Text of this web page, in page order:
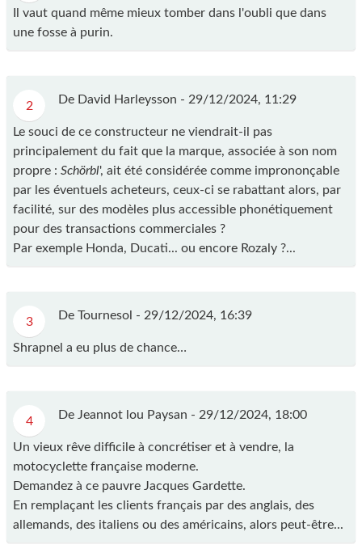
Il vaut quand même mieux tomber dans l'oubli que dans
une fosse à purin.
2 De David Harleysson - 29/12/2024, 11:29
Le souci de ce constructeur ne viendrait-il pas
principalement du fait que la marque, associée à son nom
propre : Schörbl', ait été considérée comme imprononçable
par les éventuels acheteurs, ceux-ci se rabattant alors, par
facilité, sur des modèles plus accessible phonétiquement
pour des transactions commerciales ?
Par exemple Honda, Ducati... ou encore Rozaly ?...
3 De Tournesol - 29/12/2024, 16:39
Shrapnel a eu plus de chance…
4 De Jeannot lou Paysan - 29/12/2024, 18:00
Un vieux rêve difficile à concrétiser et à vendre, la
motocyclette française moderne.
Demandez à ce pauvre Jacques Gardette.
En remplaçant les clients français par des anglais, des
allemands, des italiens ou des américains, alors peut-être...